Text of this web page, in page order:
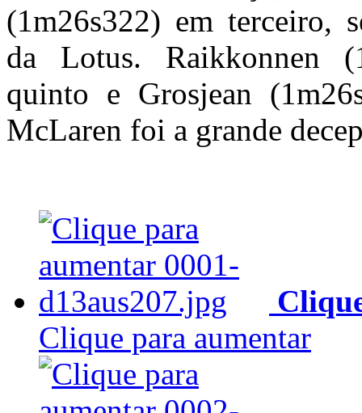
(1m26s322) em terceiro,
da Lotus. Raikkonnen
quinto e Grosjean
McLaren foi a grande
Clique para aumentar